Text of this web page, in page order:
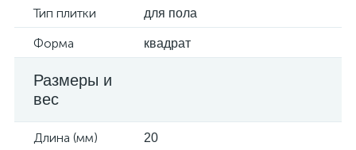
Тип плитки для пола
Форма квадрат
Размеры и
вес
Длина (мм) 20